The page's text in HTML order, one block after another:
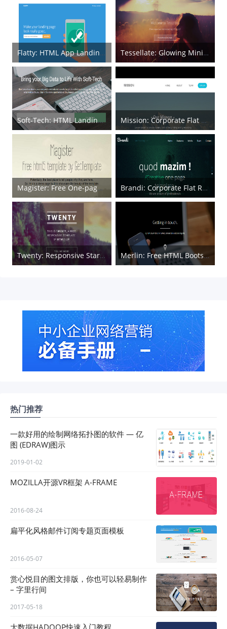
Flatty: HTML App Landing Page Tessellate: Glowing Minimal HTML5 Template
Soft-Tech: HTML Landing Page Template Mission: Corporate Flat PSD & HTML Web Template
Magister: Free One-page Bootstrap Template Brandi: Corporate Flat Responsive HTML Web Template
Twenty: Responsive Startup HTML5 & CSS3 Template Merlin: Free HTML Bootstrap Template
热门推荐
一款好用的绘制网络拓扑图的软件 — 亿
图 (EDRAW)图示
2019-01-02
MOZILLA开源VR框架 A-FRAME
2016-08-24
扁平化风格邮件订阅专题页面模板
2016-05-07
赏心悦目的图文排版，你也可以轻易制作
– 字里行间
2017-05-18
大数据HADOOP快速入门教程